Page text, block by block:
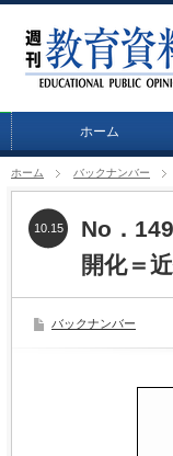
ホーム
ホーム バックナンバー
No．
開化＝
10.15
バックナンバー